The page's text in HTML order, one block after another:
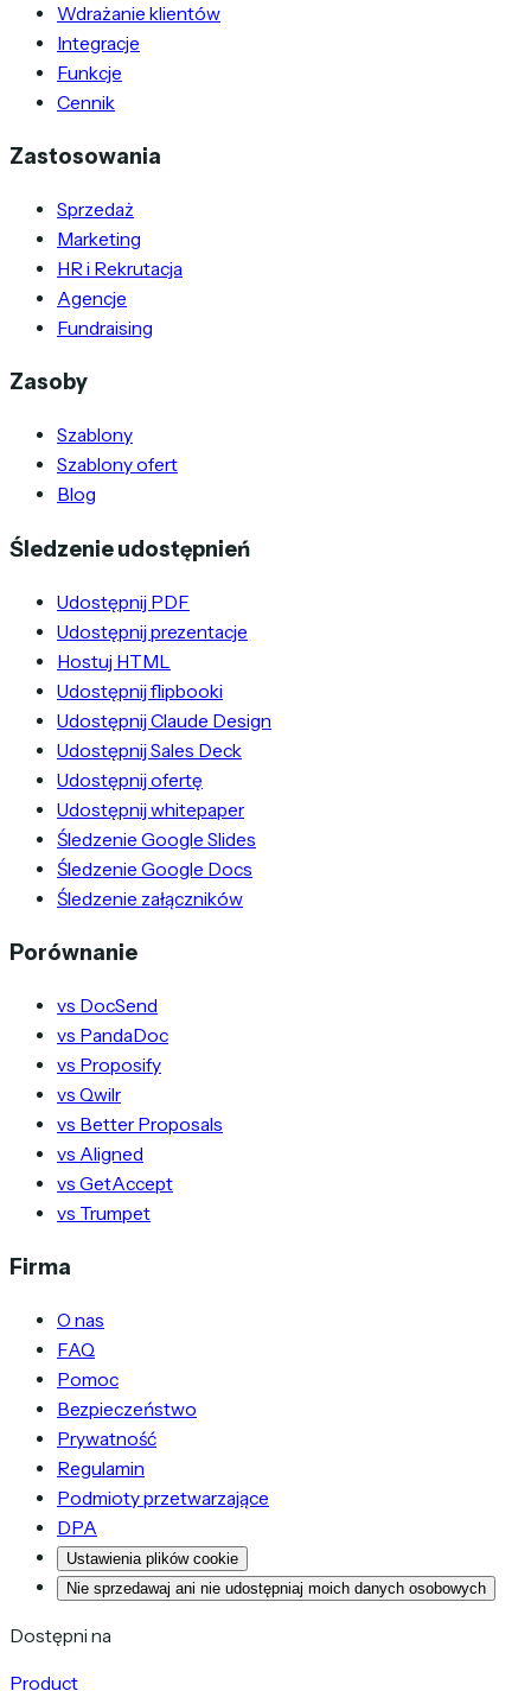
Wdrażanie klientów
Integracje
Funkcje
Cennik
Zastosowania
Sprzedaż
Marketing
HR i Rekrutacja
Agencje
Fundraising
Zasoby
Szablony
Szablony ofert
Blog
Śledzenie udostępnień
Udostępnij PDF
Udostępnij prezentacje
Hostuj HTML
Udostępnij flipbooki
Udostępnij Claude Design
Udostępnij Sales Deck
Udostępnij ofertę
Udostępnij whitepaper
Śledzenie Google Slides
Śledzenie Google Docs
Śledzenie załączników
Porównanie
vs DocSend
vs PandaDoc
vs Proposify
vs Qwilr
vs Better Proposals
vs Aligned
vs GetAccept
vs Trumpet
Firma
O nas
FAQ
Pomoc
Bezpieczeństwo
Prywatność
Regulamin
Podmioty przetwarzające
DPA
Ustawienia plików cookie
Nie sprzedawaj ani nie udostępniaj moich danych osobowych
Dostępni na
Product